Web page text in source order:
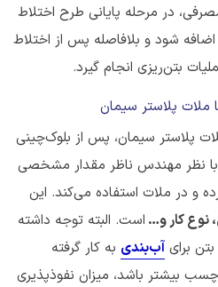
مصرفی، در مرحله پایانی طرح اختلاط
شود و بلافاصله پس از اختلاط
بتن‌ریزی انجام گیرد.
پلاستر سیمان، پس از بلوک‌چینی
با نظر مهندس ناظر مقدار مشخصی
و در ملات استفاده می‌کند. این
کار و… است. البته توجه داشته
برای آب‌بندی به کار گرفته
بیشتر باشد، میزان نفوذپذیری